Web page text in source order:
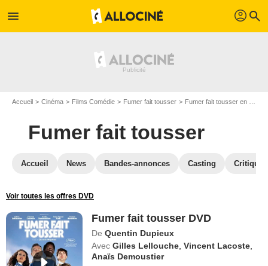
menu profil search
Accueil Cinéma Films Comédie Fumer fait tousser Fumer fait tousser en DVD
Fumer fait tousser
Accueil News Bandes-annonces Casting
Voir toutes les offres DVD
Fumer fait tousser DVD
De Quentin Dupieux
Avec Gilles Lellouche ,Vincent Lacoste
Anaïs Demoustier